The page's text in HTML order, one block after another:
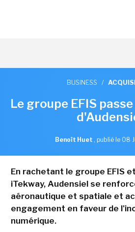
BUSINESS /
Le groupe EFIS
Benoît Huet , publié le 08
En rachetant le groupe EFIS
iTekway, Audensiel se
aéronautique et spatiale et
engagement en faveur de
numérique.